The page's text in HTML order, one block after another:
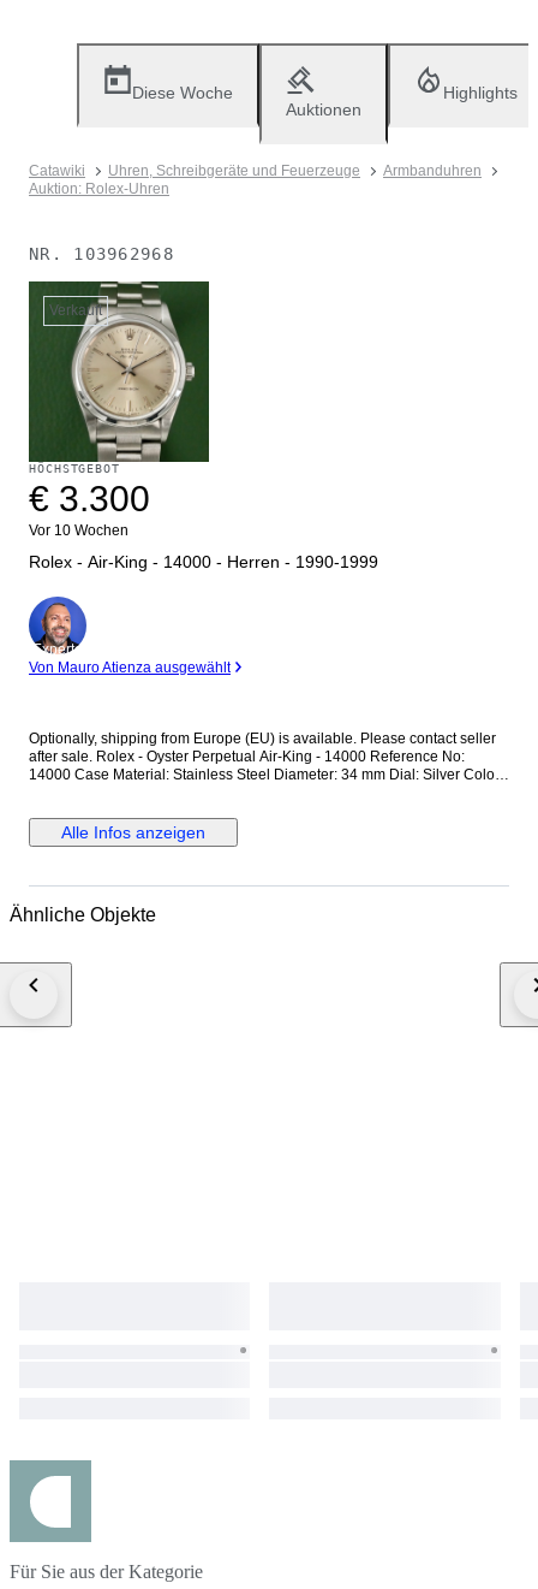
Diese Woche
Auktionen
Highlights
Catawiki Uhren, Schreibgeräte und Feuerzeuge
Armbanduhren
Auktion: Rolex-Uhren
NR. 103962968
Verkauft
HÖCHSTGEBOT
€ 3.300
Vor 10 Wochen
Rolex - Air-King - 14000 - Herren - 1990-1999
Experte
Von Mauro Atienza ausgewählt
Optionally, shipping from Europe (EU) is available. Please contact seller
after sale. Rolex - Oyster Perpetual Air-King - 14000 Reference No:
14000 Case Material: Stainless Steel Diameter: 34 mm Dial: Silver Colour
wrist approximately Clasp: Hidden Deployment Case Back: Solid
Condition: Worn & Very good condition Movement: Automatic Functions:
appears in the photos is my shooting platform.) **I will use FedEX / Ups
as possible (takes usually 3-5 days *we don't guarantee water resistance
Alle Infos anzeigen
Ähnliche Objekte
Für Sie aus der Kategorie